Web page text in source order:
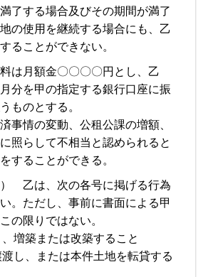
了する場合及びその期間が満了
の使用を継続する場合にも、乙
ることができない。
は月額金〇〇〇〇円とし、乙
分を甲の指定する銀行口座に振
ものとする。
事情の変動、公租公課の増額、
照らして不相当と認められると
することができる。
乙は、次の各号に掲げる行為
。ただし、事前に書面による甲
の限りではない。
増築または改築すること
し、または本件土地を転貸する